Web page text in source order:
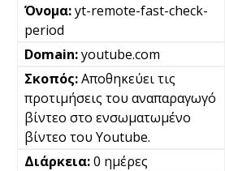
yt-remote-fast-check-
period
youtube.com
Αποθηκεύει τις
προτιμήσεις του αναπαραγωγό
βίντεο στο ενσωματωμένο
βίντεο του Youtube.
0 ημέρες